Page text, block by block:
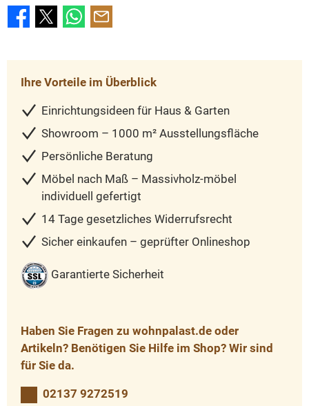
Ihre Vorteile im Überblick
Einrichtungsideen für Haus & Garten
Showroom – 1000 m² Ausstellungsfläche
Persönliche Beratung
Möbel nach Maß – Massivholz-möbel
individuell gefertigt
14 Tage gesetzliches Widerrufsrecht
Sicher einkaufen – geprüfter Onlineshop
Garantierte Sicherheit
Haben Sie Fragen zu wohnpalast.de oder
Artikeln? Benötigen Sie Hilfe im Shop? Wir sind
für Sie da.
02137 9272519